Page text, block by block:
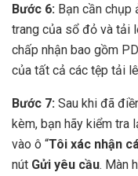
Bước 6: Bạn cần chụp
trang của sổ đỏ và tải
chấp nhận bao gồm
của tất cả các tệp tải
Bước 7: Sau khi đã
kèm, bạn hãy kiểm tra
vào ô “Tôi xác nhận
nút Gửi yêu cầu. Màn